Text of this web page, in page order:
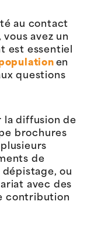
au contact
avez un
est essentiel
en
questions
la diffusion de
brochures
de
ou
avec des
contribution